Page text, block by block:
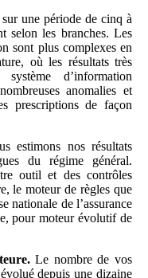
une période de cinq à
selon les branches. Les
sont plus complexes en
où les résultats très
d’information
anomalies et
prescriptions de façon
estimons nos résultats
du régime général.
outil et des contrôles
le moteur de règles que
nationale de l’assurance
pour moteur évolutif de
Le nombre de vos
depuis une dizaine